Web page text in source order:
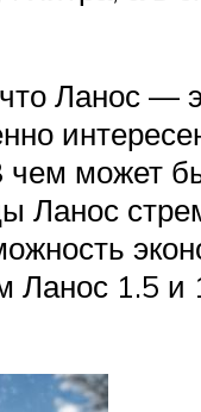
Ланос —
чем может
Ланос
Ланос 1.5 и